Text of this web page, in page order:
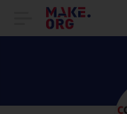
EITI